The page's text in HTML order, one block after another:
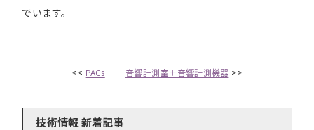
でいます。
<< PACs 音響計測室＋音響計測機器 >>
技術情報 新着記事